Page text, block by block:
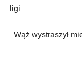
ligi
Wąż wystraszył